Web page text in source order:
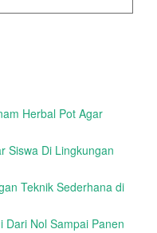
Herbal Pot Agar
Siswa Di Lingkungan
Teknik Sederhana di
Dari Nol Sampai Panen